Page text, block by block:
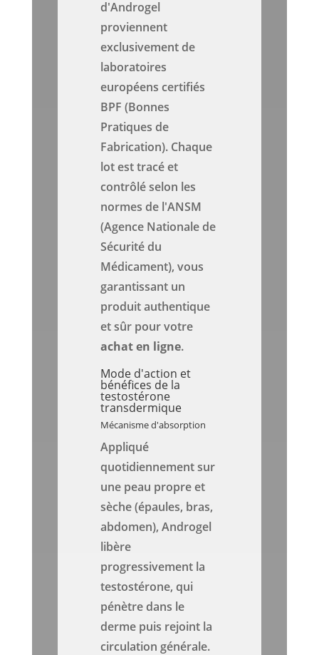
d'Androgel
proviennent
exclusivement de
laboratoires
européens certifiés
BPF (Bonnes
Pratiques de
Fabrication). Chaque
lot est tracé et
contrôlé selon les
normes de l'ANSM
(Agence Nationale de
Sécurité du
Médicament), vous
garantissant un
produit authentique
et sûr pour votre
achaten ligne.
Mode d'action et
bénéfices de la
testostérone
transdermique
Mécanisme d'absorption
Appliqué
quotidiennement sur
une peau propre et
sèche (épaules, bras,
abdomen), Androgel
libère
progressivement la
testostérone, qui
pénètre dans le
derme puis rejoint la
circulation générale.